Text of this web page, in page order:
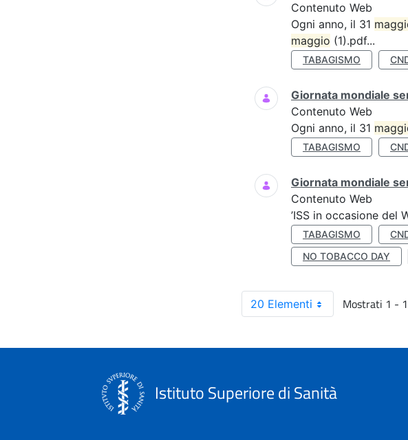
Contenuto Web
Ogni anno, il 31
maggio (1).pdf...
TABAGISMO
Giornata mondiale
Contenuto Web
Ogni anno, il 31
TABAGISMO
Giornata mondiale
Contenuto Web
’ISS in occasione del
TABAGISMO
NO TOBACCO DAY
20 Elementi Mostrati 1 -
Istituto Superiore di Sanità